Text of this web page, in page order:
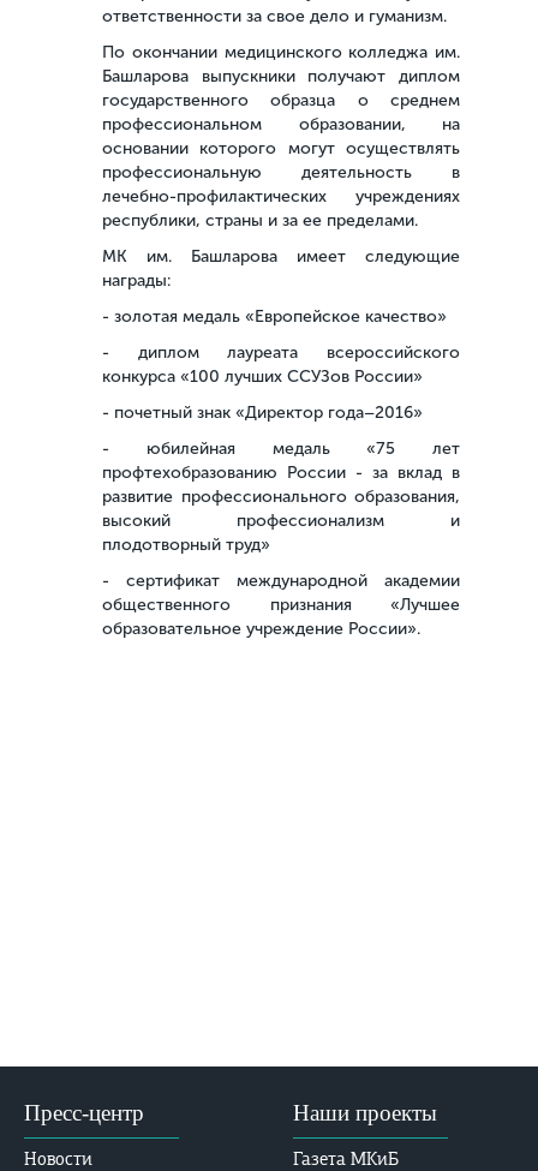
ответственности за свое дело и гуманизм.
По окончании медицинского колледжа им.
Башларова выпускники получают диплом
государственного образца о среднем
профессиональном образовании, на
основании которого могут осуществлять
профессиональную деятельность в
лечебно-профилактических учреждениях
республики, страны и за ее пределами.
МК им. Башларова имеет следующие
награды:
- золотая медаль «Европейское качество»
- диплом лауреата всероссийского
конкурса «100 лучших ССУЗов России»
- почетный знак «Директор года–2016»
- юбилейная медаль «75 лет
профтехобразованию России - за вклад в
развитие профессионального образования,
высокий профессионализм и
плодотворный труд»
- сертификат международной академии
общественного признания «Лучшее
образовательное учреждение России».
Пресс-центр
Новости
Наши проекты
Газета МКиБ